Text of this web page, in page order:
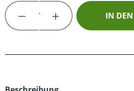
Produkt Anzahl: Gib
IN